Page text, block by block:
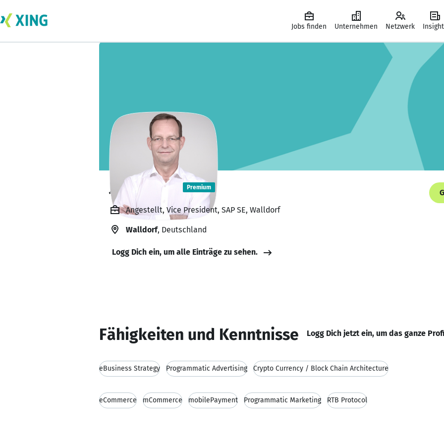
Jobs finden Unternehmen Netzwerk
Jörg Anhalt Premium
Angestellt, Vice President, SAP SE, Walldorf
Walldorf, Deutschland
Logg Dich ein, um alle Einträge zu sehen.
Fähigkeiten und Kenntnisse Logg Dich jetzt ein, um das ganze
eBusiness Strategy Programmatic Advertising Crypto Currency / Block Chain Architecture
eCommerce mCommerce mobilePayment Programmatic Marketing RTB Protocol